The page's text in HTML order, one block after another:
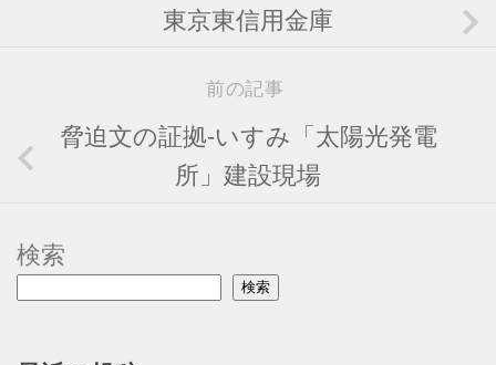
東京東信用金庫
前の記事
脅迫文の証拠-いすみ「太陽光発電
所」建設現場
検索
検索